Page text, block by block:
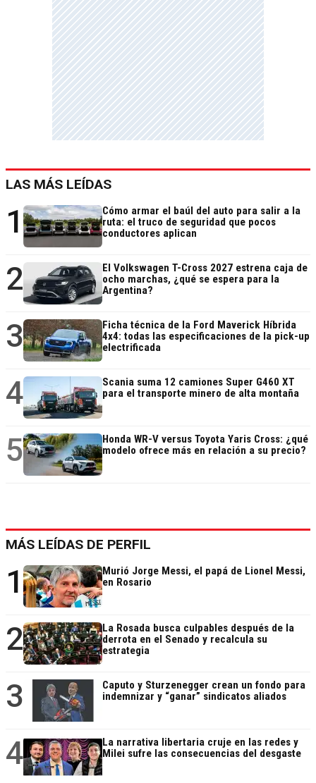
LAS MÁS LEÍDAS
1
Cómo armar el baúl del auto para salir a la
ruta: el truco de seguridad que pocos
conductores aplican
2
El Volkswagen T-Cross 2027 estrena caja de
ocho marchas, ¿qué se espera para la
Argentina?
3
Ficha técnica de la Ford Maverick Híbrida
4x4: todas las especificaciones de la pick-up
electrificada
4
Scania suma 12 camiones Super G460 XT
para el transporte minero de alta montaña
5
Honda WR-V versus Toyota Yaris Cross: ¿qué
modelo ofrece más en relación a su precio?
MÁS LEÍDAS DE PERFIL
1
Murió Jorge Messi, el papá de Lionel Messi,
en Rosario
2
La Rosada busca culpables después de la
derrota en el Senado y recalcula su
estrategia
3
Caputo y Sturzenegger crean un fondo para
indemnizar y “ganar” sindicatos aliados
4
La narrativa libertaria cruje en las redes y
Milei sufre las consecuencias del desgaste